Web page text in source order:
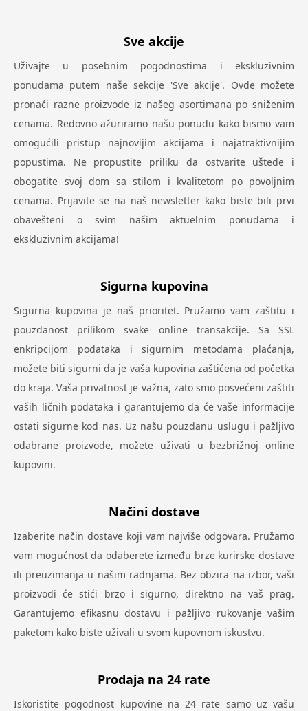
Sve akcije
Uživajte u posebnim pogodnostima i ekskluzivnim
ponudama putem naše sekcije 'Sve akcije'. Ovde možete
pronaći razne proizvode iz našeg asortimana po sniženim
cenama. Redovno ažuriramo našu ponudu kako bismo vam
omogućili pristup najnovijim akcijama i najatraktivnijim
popustima. Ne propustite priliku da ostvarite uštede i
obogatite svoj dom sa stilom i kvalitetom po povoljnim
cenama. Prijavite se na naš newsletter kako biste bili prvi
obavešteni o svim našim aktuelnim ponudama i
ekskluzivnim akcijama!
Sigurna kupovina
Sigurna kupovina je naš prioritet. Pružamo vam zaštitu i
pouzdanost prilikom svake online transakcije. Sa SSL
enkripcijom podataka i sigurnim metodama plaćanja,
možete biti sigurni da je vaša kupovina zaštićena od početka
do kraja. Vaša privatnost je važna, zato smo posvećeni zaštiti
vaših ličnih podataka i garantujemo da će vaše informacije
ostati sigurne kod nas. Uz našu pouzdanu uslugu i pažljivo
odabrane proizvode, možete uživati u bezbrižnoj online
kupovini.
Načini dostave
Izaberite način dostave koji vam najviše odgovara. Pružamo
vam mogućnost da odaberete između brze kurirske dostave
ili preuzimanja u našim radnjama. Bez obzira na izbor, vaši
proizvodi će stići brzo i sigurno, direktno na vaš prag.
Garantujemo efikasnu dostavu i pažljivo rukovanje vašim
paketom kako biste uživali u svom kupovnom iskustvu.
Prodaja na 24 rate
Iskoristite pogodnost kupovine na 24 rate samo uz vašu